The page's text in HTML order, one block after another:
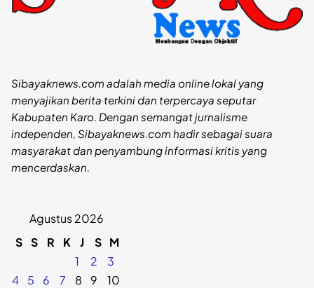
Sibayaknews.com adalah media online lokal yang
menyajikan berita terkini dan terpercaya seputar
Kabupaten Karo. Dengan semangat jurnalisme
independen, Sibayaknews.com hadir sebagai suara
masyarakat dan penyambung informasi kritis yang
mencerdaskan.
Agustus 2026
S S R K J S M
1
2
3
4
5 6 7 8 9
10